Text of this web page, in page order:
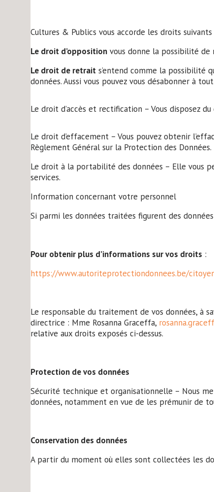
Cultures & Publics vous accorde les droits
Le droit d’oppositionvous donne la possibilité de
Le droit de retraits’entend comme la possibilité
données. Aussi vous pouvez vous désabonner à
Le droit d’accès et rectification – Vous disposez
Le droit d’effacement– Vous pouvez obtenir
Règlement Général sur la Protection des Données.
Le droit à la portabilité des données – Elle vous
services.
Information concernant votre personnel
Si parmi les données traitées figurent des
Pour obtenir plus d’informations sur vos droits :
https://www.autoriteprotectiondonnees.be/
Le responsable du traitement de vos données, à
directrice : Mme Rosanna Graceffa,
relative aux droits exposés ci-dessus.
Protection de vos données
Sécurité technique et organisationnelle – Nous
données, notamment en vue de les prémunir de
Conservation des données
A partir du moment où elles sont collectées les